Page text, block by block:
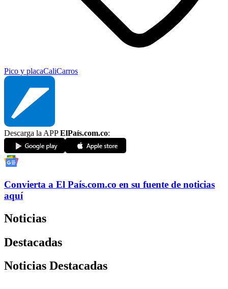
Pico y placaCaliCarros
Descarga la APPElPaís.com.co:
Convierta a El País.com.co en su fuente de noticias
aquí
Noticias
Destacadas
Noticias Destacadas